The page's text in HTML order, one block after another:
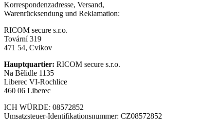
Korrespondenzadresse, Versand,
Warenrücksendung und Reklamation:
RICOM secure s.r.o.
Tovární 319
471 54, Cvikov
Hauptquartier: RICOM secure s.r.o.
Na Bělidle 1135
Liberec VI-Rochlice
460 06 Liberec
ICH WÜRDE: 08572852
Umsatzsteuer-Identifikationsnummer: CZ08572852